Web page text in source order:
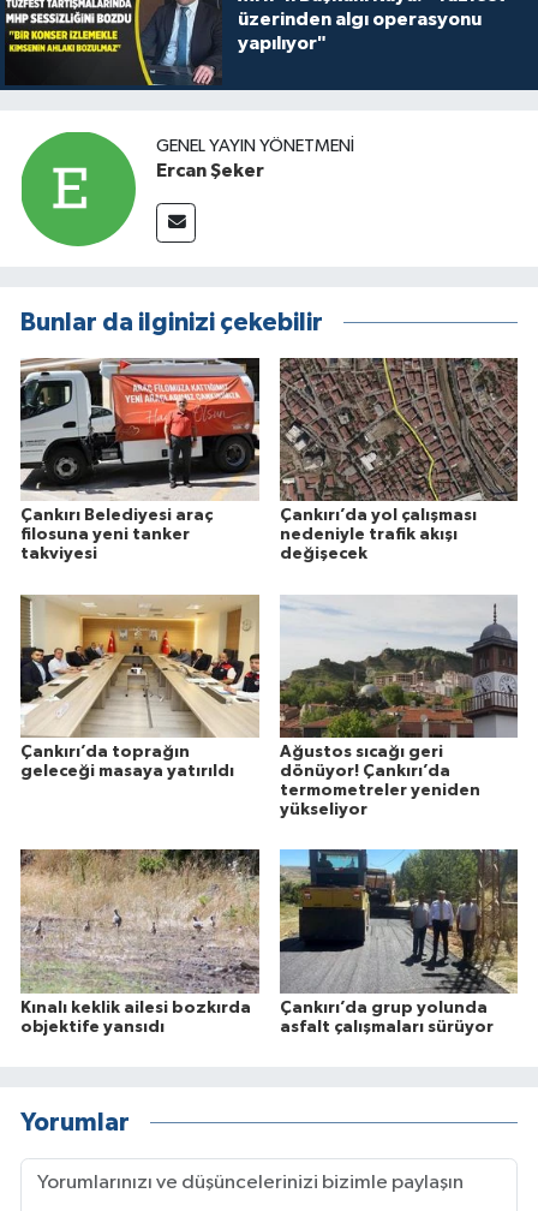
üzerinden algı operasyonu
yapılıyor"
GENEL YAYIN YÖNETMENI
Ercan Şeker
Bunlar da ilginizi çekebilir
Çankırı Belediyesi araç
filosuna yeni tanker
takviyesi
Çankırı’da yol çalışması
nedeniyle trafik akışı
değişecek
Çankırı’da toprağın
geleceği masaya yatırıldı
Ağustos sıcağı geri
dönüyor! Çankırı’da
termometreler yeniden
yükseliyor
Kınalı keklik ailesi bozkırda
objektife yansıdı
Çankırı’da grup yolunda
asfalt çalışmaları sürüyor
Yorumlar